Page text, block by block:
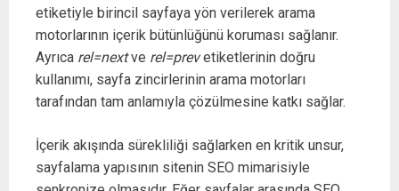
etiketiyle birincil sayfaya yön verilerek arama
motorlarının içerik bütünlüğünü koruması sağlanır.
Ayrıca rel=nextve rel=prevetiketlerinin doğru
kullanımı, sayfa zincirlerinin arama motorları
tarafından tam anlamıyla çözülmesine katkı sağlar.
İçerik akışında sürekliliği sağlarken en kritik unsur,
sayfalama yapısının sitenin SEO mimarisiyle